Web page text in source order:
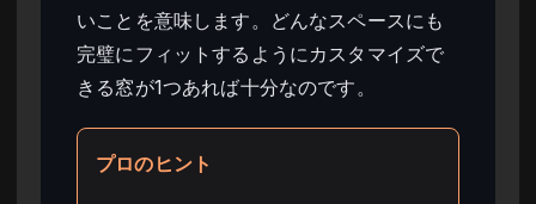
いことを意味します。どんなスペースにも
完璧にフィットするようにカスタマイズで
きる窓が1つあれば十分なのです。
プロのヒント